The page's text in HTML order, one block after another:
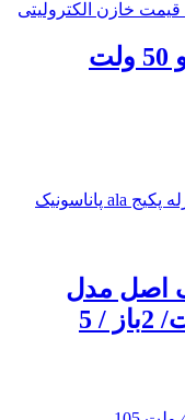
اصل مدل
ALA2PF24 / رله 24 ولت/ 2باز / 5